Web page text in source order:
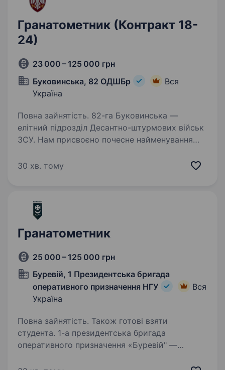
Гранатометник (Контракт 18-
24)
23 000 – 125 000 грн
Буковинська, 82 ОДШБр
Вся
Україна
Повна зайнятість. 82-га Буковинська —
елітний підрозділ Десантно-штурмових військ
ЗСУ. Нам присвоєно почесне найменування
Володимира Зеленського — за мужність,
30 хв. тому
Гранатометник
25 000 – 125 000 грн
Буревій, 1 Президентська бригада
оперативного призначення НГУ
Вся
Україна
Повна зайнятість. Також готові взяти
студента. 1-а президентська бригада
оперативного призначення «Буревій" —